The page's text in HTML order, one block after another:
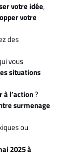
votre idée,
votre
des
vous
situations
l’action?
surmenage
ou
2025 à